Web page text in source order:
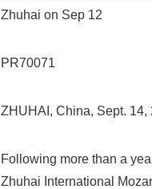
Zhuhai on Sep 12
PR70071
ZHUHAI, China, Sept.
Following more than a
Zhuhai International